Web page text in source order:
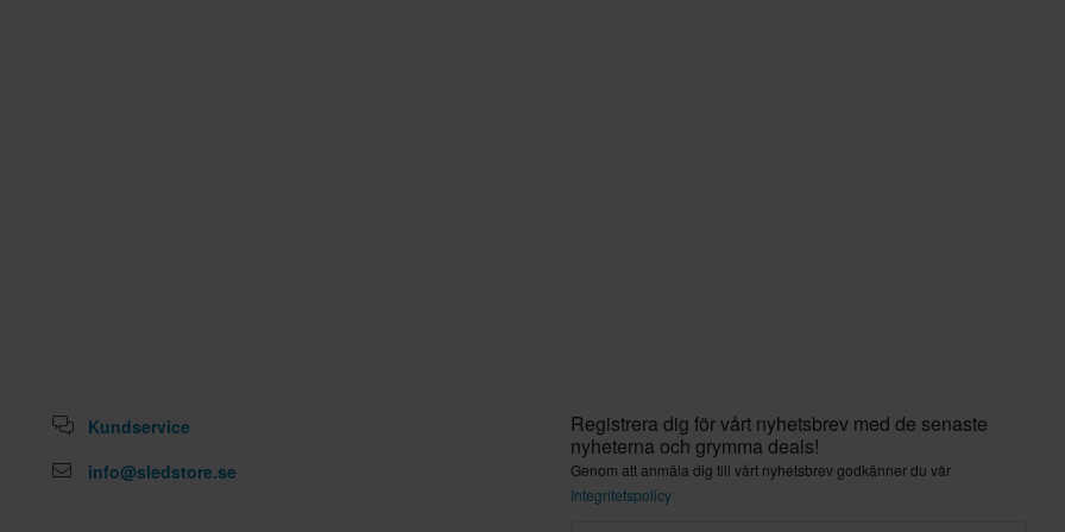
Kundservice
info@sledstore.se
Registrera dig för vårt nyhetsbrev med de senaste
nyheterna och grymma deals!
Genom att anmäla dig till vårt nyhetsbrev godkänner du vår
Integritetspolicy